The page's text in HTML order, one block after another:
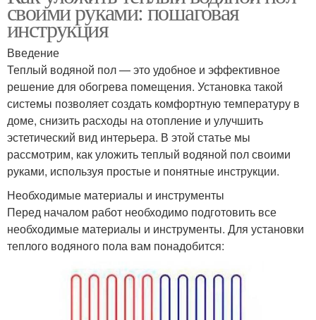
своими руками: пошаговая
инструкция
Введение
Теплый водяной пол — это удобное и эффективное
решение для обогрева помещения. Установка такой
системы позволяет создать комфортную температуру в
доме, снизить расходы на отопление и улучшить
эстетический вид интерьера. В этой статье мы
рассмотрим, как уложить теплый водяной пол своими
руками, используя простые и понятные инструкции.
Необходимые материалы и инструменты
Перед началом работ необходимо подготовить все
необходимые материалы и инструменты. Для установки
теплого водяного пола вам понадобится: